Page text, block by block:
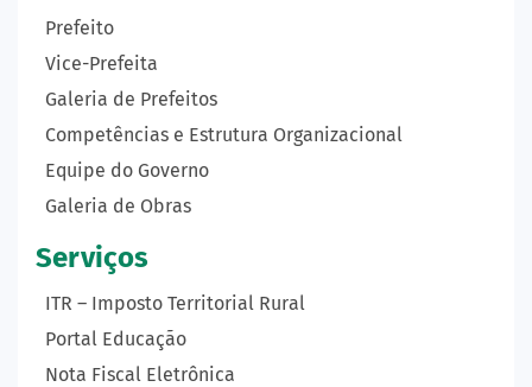
Prefeito
Vice-Prefeita
Galeria de Prefeitos
Competências e Estrutura Organizacional
Equipe do Governo
Galeria de Obras
Serviços
ITR – Imposto Territorial Rural
Portal Educação
Nota Fiscal Eletrônica